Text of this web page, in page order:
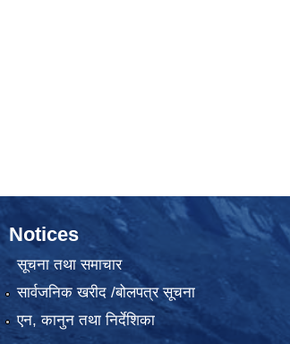
Notices
सूचना तथा समाचार
सार्वजनिक खरीद /बोलपत्र सूचना
एन, कानुन तथा निर्देशिका